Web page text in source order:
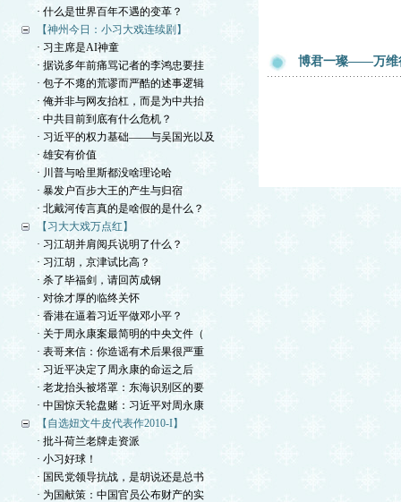
· 什么是世界百年不遇的变革？
【神州今日：小习大戏连续剧】
· 习主席是AI神童
· 据说多年前痛骂记者的李鸿忠要挂
· 包子不瘪的荒谬而严酷的述事逻辑
· 俺并非与网友抬杠，而是为中共抬
· 中共目前到底有什么危机？
· 习近平的权力基础——与吴国光以及
· 雄安有价值
· 川普与哈里斯都没啥理论哈
· 暴发户百步大王的产生与归宿
· 北戴河传言真的是啥假的是什么？
【习大大戏万点红】
· 习江胡并肩阅兵说明了什么？
· 习江胡，京津试比高？
· 杀了毕福剑，请回芮成钢
· 对徐才厚的临终关怀
· 香港在逼着习近平做邓小平？
· 关于周永康案最简明的中央文件（
· 表哥来信：你造谣有术后果很严重
· 习近平决定了周永康的命运之后
· 老龙抬头被塔罩：东海识别区的要
· 中国惊天轮盘赌：习近平对周永康
【自选妞文牛皮代表作2010-I】
· 批斗荷兰老牌走资派
· 小习好球！
· 国民党领导抗战，是胡说还是总书
· 为国献策：中国官员公布财产的实
博君一璨——万维